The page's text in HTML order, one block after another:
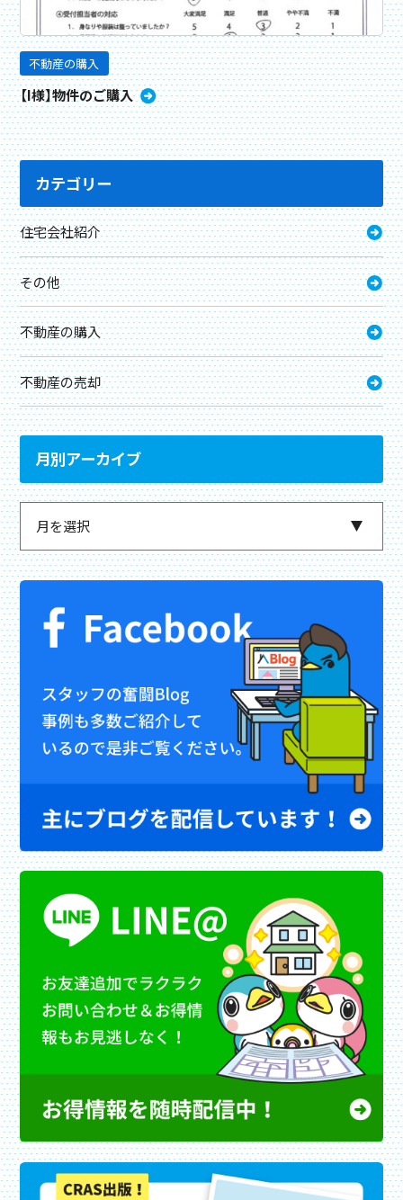
不動産の購入
【I様】物件のご購入
カテゴリー
住宅会社紹介
その他
不動産の購入
不動産の売却
月別アーカイブ